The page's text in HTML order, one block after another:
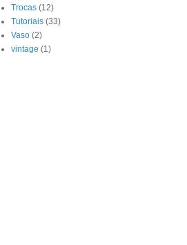
Trocas (12)
Tutoriais (33)
Vaso (2)
vintage (1)